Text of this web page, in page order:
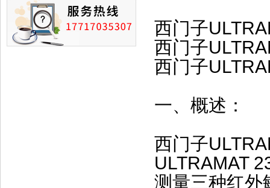
西门子
西门子
西门子
一、概述：
西门子
ULTRAMAT
测量三种红外